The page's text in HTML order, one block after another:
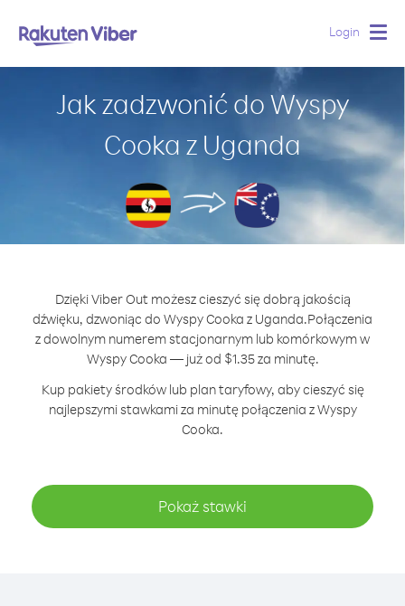
Login
Jak zadzwonić do Wyspy
Cooka z Uganda
Dzięki Viber Out możesz cieszyć się dobrą jakością
dźwięku, dzwoniąc do Wyspy Cooka z Uganda.Połączenia
z dowolnym numerem stacjonarnym lub komórkowym w
Wyspy Cooka — już od $1.35 za minutę.
Kup pakiety środków lub plan taryfowy, aby cieszyć się
najlepszymi stawkami za minutę połączenia z Wyspy
Cooka.
Pokaż stawki